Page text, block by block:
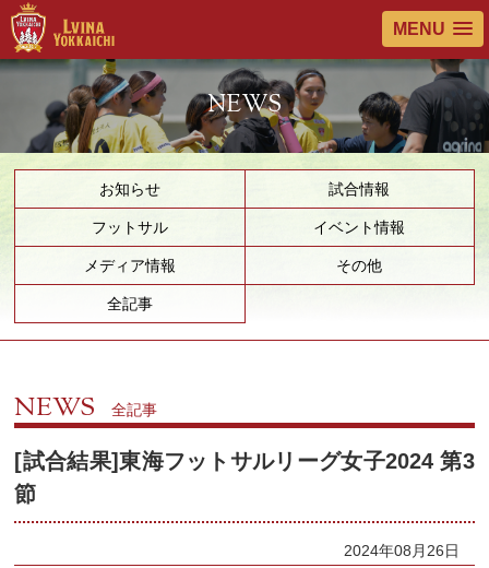
MENU
NEWS
お知らせ 試合情報
フットサル イベント情報
メディア情報 その他
全記事
NEWS 全記事
[試合結果]東海フットサルリーグ女子2024 第3
節
2024年08月26日